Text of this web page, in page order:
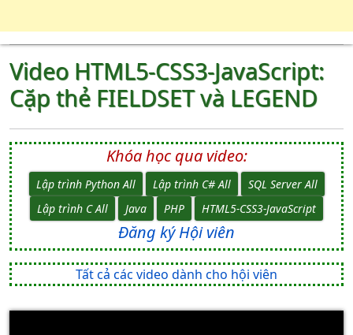
Video HTML5-CSS3-JavaScript:
Cặp thẻ FIELDSET và LEGEND
Khóa học qua video:
Lập trình Python All Lập trình C# All
SQL Server All
Lập trình C All
Java PHP HTML5-CSS3-JavaScript
Đăng ký Hội viên
Tất cả các video dành cho hội viên